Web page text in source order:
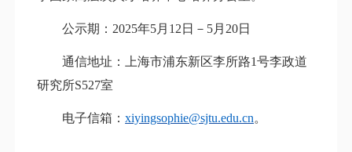
公示期： 2025年5月 12 日－ 5月 20日
通信地址：上海市浦东新区李所路1号李政道
研究所S527室
电子信箱：xiyingsophie@sjtu.edu.cn。